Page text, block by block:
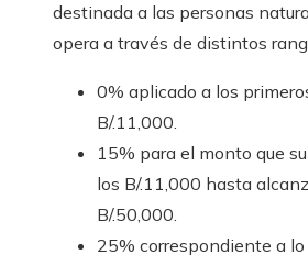
destinada a las personas
opera a través de distintos
0% aplicado a los
B/.11,000.
15% para el monto que
los B/.11,000 hasta
B/.50,000.
25% correspondiente a lo